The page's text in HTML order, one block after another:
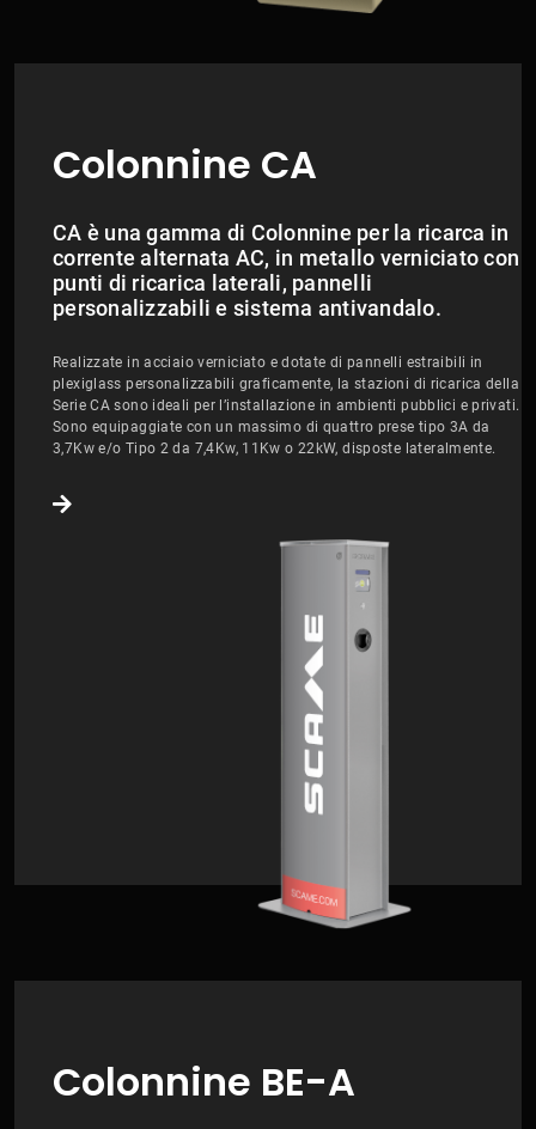
Colonnine CA
CA è una gamma di Colonnine per la ricarca in
corrente alternata AC, in metallo verniciato con
punti di ricarica laterali, pannelli
personalizzabili e sistema antivandalo.
Realizzate in acciaio verniciato e dotate di pannelli estraibili in
plexiglass personalizzabili graficamente, la stazioni di ricarica della
Serie CA sono ideali per l’installazione in ambienti pubblici e privati.
Sono equipaggiate con un massimo di quattro prese tipo 3A da
3,7Kw e/o Tipo 2 da 7,4Kw, 11Kw o 22kW, disposte lateralmente.
Colonnine BE-A